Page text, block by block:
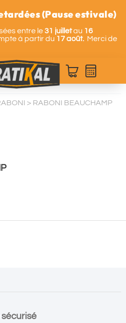
(Pause estivale)
entre le31 juilletau 16
à partir du 17 août. Merci de
> RABONI BEAUCHAMP